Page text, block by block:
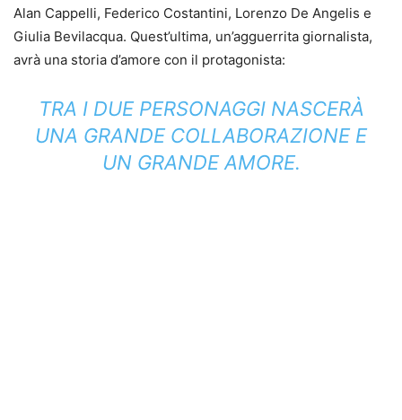
Alan Cappelli, Federico Costantini, Lorenzo De Angelis e
Giulia Bevilacqua. Quest’ultima, un’agguerrita giornalista,
avrà una storia d’amore con il protagonista:
TRA I DUE PERSONAGGI NASCERÀ
UNA GRANDE COLLABORAZIONE E
UN GRANDE AMORE.